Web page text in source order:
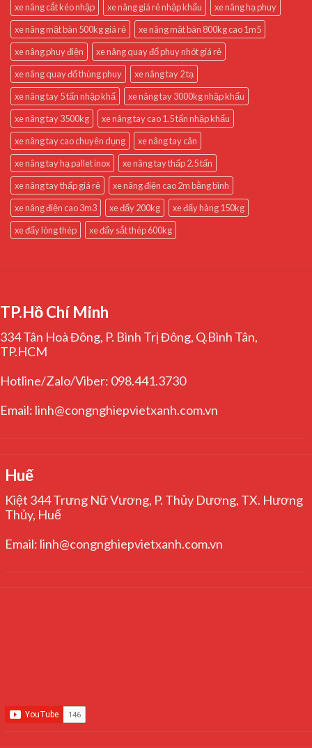
xe nâng cắt kéo nhập
xe nâng giá rẻ nhập khẩu
xe nâng hạ phuy
xe nâng mặt bàn 500kg giá rẻ
xe nâng mặt bàn 800kg cao 1m5
xe nâng phuy điện
xe nâng quay đổ phuy nhót giá rẻ
xe nâng quay đổ thùng phuy
xe nâng tay 2 tạ
xe nâng tay 5 tấn nhập khẩ
xe nâng tay 3000kg nhập khẩu
xe nâng tay 3500kg
xe nâng tay cao 1.5 tấn nhập khẩu
xe nâng tay cao chuyên dụng
xe nâng tay cân
xe nâng tay hạ pallet inox
xe nâng tay thấp 2.5 tấn
xe nâng tay thấp giá rẻ
xe nâng điện cao 2m bằng bình
xe nâng điện cao 3m3
xe đẩy 200kg
xe đẩy hàng 150kg
xe đẩy lòng thép
xe đẩy sắt thép 600kg
TP.Hồ Chí Minh
334 Tân Hoà Đông, P. Bình Trị Đông, Q.Bình Tân,
TP.HCM
Hotline/Zalo/Viber: 098.441.3730
Email: linh@congnghiepvietxanh.com.vn
Huế
Kiệt 344 Trưng Nữ Vương, P. Thủy Dương, TX. Hương
Thủy, Huế
Email: linh@congnghiepvietxanh.com.vn